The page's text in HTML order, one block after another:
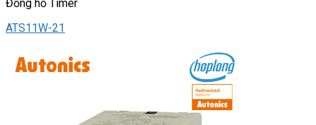
Đồng hồ Timer
ATS11W-21